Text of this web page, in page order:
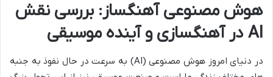
هوش مصنوعی آهنگساز: بررسی نقش
AI در آهنگسازی و آینده موسیقی
در دنیای امروز هوش مصنوعی (AI) به سرعت در حال نفوذ به جنبه